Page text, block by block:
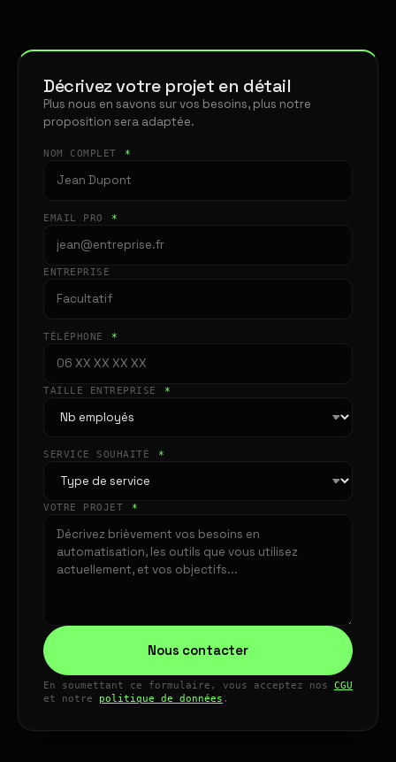
Décrivez votre projet en détail
Plus nous en savons sur vos besoins, plus notre
proposition sera adaptée.
NOM COMPLET *
EMAIL PRO *
ENTREPRISE
TÉLÉPHONE *
TAILLE ENTREPRISE *
SERVICE SOUHAITÉ *
VOTRE PROJET *
Nous contacter
En soumettant ce formulaire, vous acceptez nos CGU
et notre politique de données .